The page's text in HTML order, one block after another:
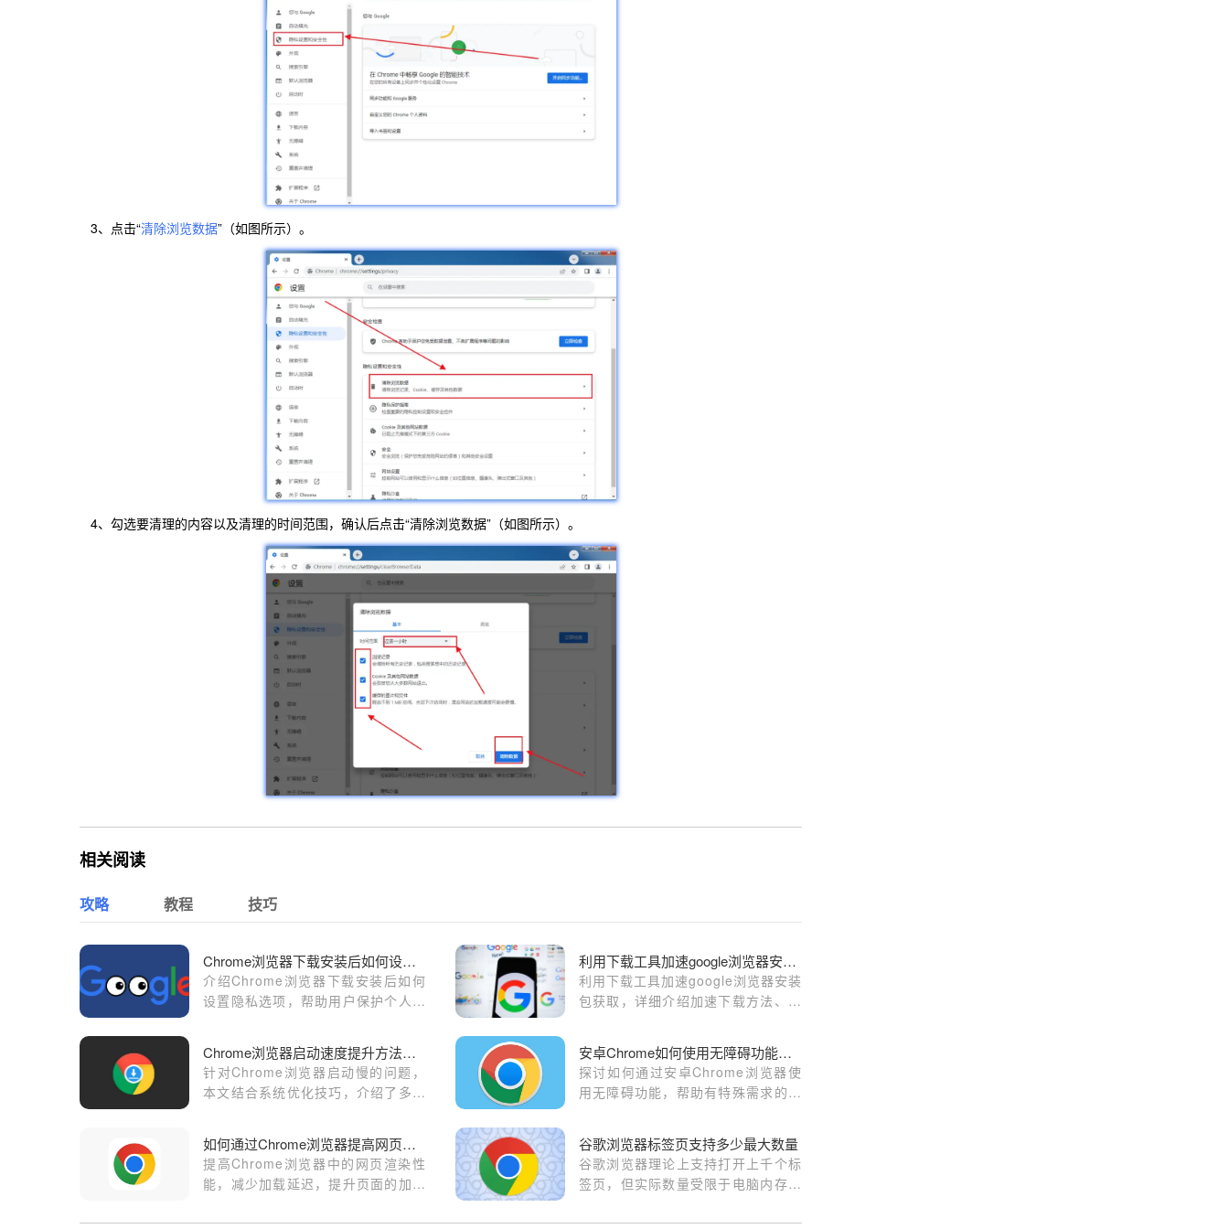
3、点击“清除浏览数据”（如图所示）。
4、勾选要清理的内容以及清理的时间范围，确认后点击“清除浏览数据”（如图所示）。
相关阅读
攻略 教程 技巧
Chrome浏览器下载安装后如何设置隐私选项
介绍Chrome浏览器下载安装后如何
设置隐私选项，帮助用户保护个人信
利用下载工具加速google浏览器安装包获取
利用下载工具加速google浏览器安装
包获取，详细介绍加速下载方法、安
Chrome浏览器启动速度提升方法和系统优化技巧
针对Chrome浏览器启动慢的问题，
本文结合系统优化技巧，介绍了多种
安卓Chrome如何使用无障碍功能增强网页浏览体验
探讨如何通过安卓Chrome浏览器使
用无障碍功能，帮助有特殊需求的用
如何通过Chrome浏览器提高网页渲染性能
提高Chrome浏览器中的网页渲染性
能，减少加载延迟，提升页面的加载
谷歌浏览器标签页支持多少最大数量
谷歌浏览器理论上支持打开上千个标
签页，但实际数量受限于电脑内存和
源，建议合理分组和关闭无用标签以